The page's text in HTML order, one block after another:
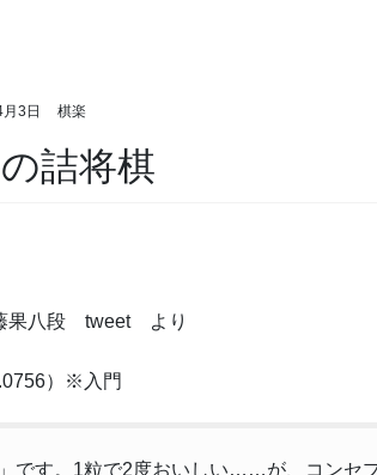
3日 棋楽
詰将棋
果八段 tweet より
）※入門
です。1粒で2度おいしい……が、コンセ